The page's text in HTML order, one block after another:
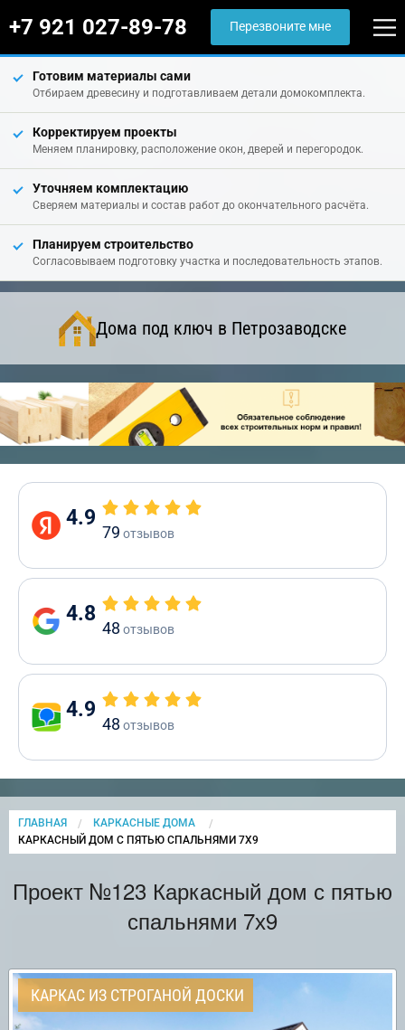
+7 921 027-89-78 Перезвоните мне
Готовим материалы сами
Отбираем древесину и подготавливаем детали домокомплекта.
Корректируем проекты
Меняем планировку, расположение окон, дверей и перегородок.
Уточняем комплектацию
Сверяем материалы и состав работ до окончательного расчёта.
Планируем строительство
Согласовываем подготовку участка и последовательность этапов.
Дома под ключ в Петрозаводске
4.9
79 отзывов
4.8
48 отзывов
4.9
48 отзывов
ГЛАВНАЯ
КАРКАСНЫЕ ДОМА
CURRENT:
КАРКАСНЫЙ ДОМ С ПЯТЬЮ СПАЛЬНЯМИ 7Х9
Проект №123 Каркасный дом с пятью
спальнями 7х9
КАРКАС ИЗ СТРОГАНОЙ ДОСКИ